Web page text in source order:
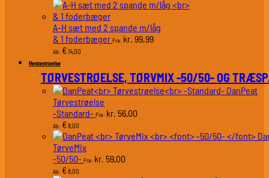
A-H sæt med 2 spande m/låg
& 1 foderbæger Fra: kr. 99,99
Ab: €14,00
Hestestrøelse
TØRVESTRØELSE, TØRVMIX -50/50- OG
DanPeat
Tørvestrøelse
-Standard- Fra: kr. 56,00
Ab: €8,00
TørveMix
-50/50- Fra: kr. 59,00
Ab: €8,00